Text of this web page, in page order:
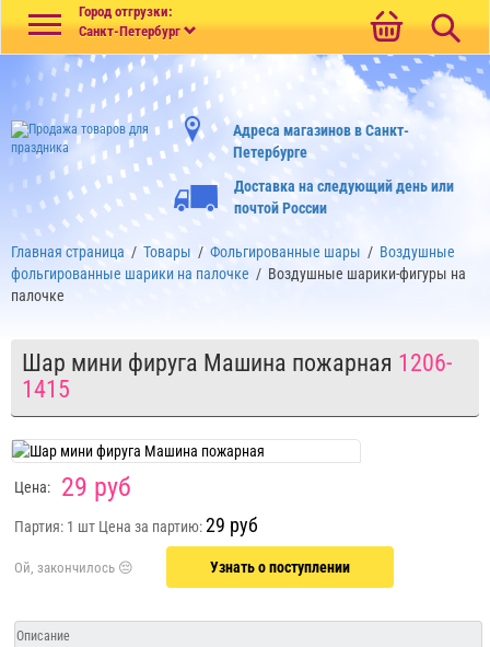
Город отгрузки:
Санкт-Петербург
Адреса магазинов в Санкт-
Петербурге
Доставка на следующий день или
почтой России
Главная страница / Товары / Фольгированные шары / Воздушные
фольгированные шарики на палочке / Воздушные шарики-фигуры на
палочке
Шар мини фируга Машина пожарная 1206-
1415
Цена: 29 руб
Партия: 1 шт Цена за партию:29 руб
Узнать о поступлении
Описание